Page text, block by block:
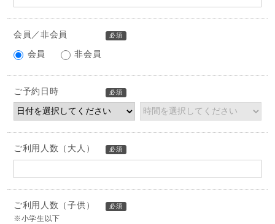
会員／非会員 必須
会員 非会員
ご予約日時 必須
ご利用人数（大人） 必須
ご利用人数（子供）
※小学生以下
必須